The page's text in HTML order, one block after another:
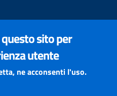
sito per
utente
ne acconsenti l'uso.